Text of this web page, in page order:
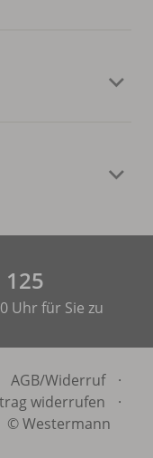
125
Uhr für Sie zu
AGB/Widerruf
·
widerrufen
·
© Westermann